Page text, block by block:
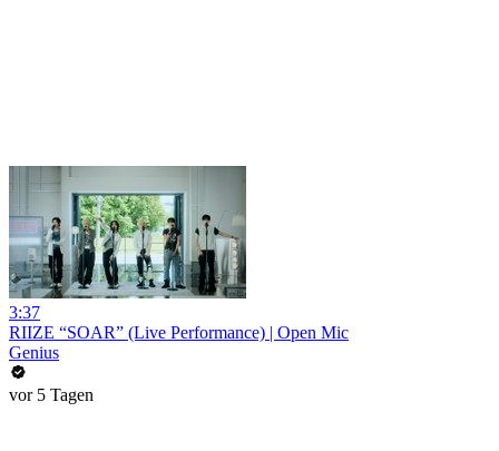
3:37
RIIZE “SOAR” (Live Performance) | Open Mic
Genius
vor 5 Tagen